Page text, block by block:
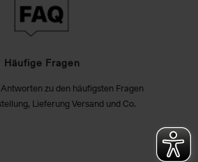
Häufige Fragen
zu den häufigsten Fragen
Lieferung Versand und Co.